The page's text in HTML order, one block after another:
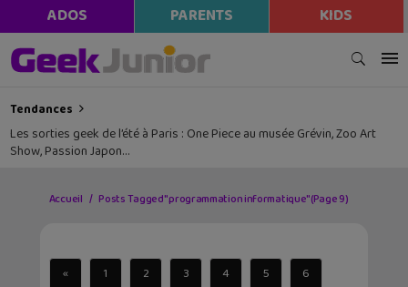
ADOS PARENTS KIDS
Tendances
Les sorties geek de l’été à Paris : One Piece au musée Grévin, Zoo Art
Show, Passion Japon…
Accueil Posts Tagged "programmation informatique"(Page 9)
« 1 2 3 4 5 6